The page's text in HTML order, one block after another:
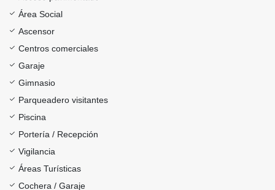
Área Social
Ascensor
Centros comerciales
Garaje
Gimnasio
Parqueadero visitantes
Piscina
Portería / Recepción
Vigilancia
Áreas Turísticas
Cochera / Garaje